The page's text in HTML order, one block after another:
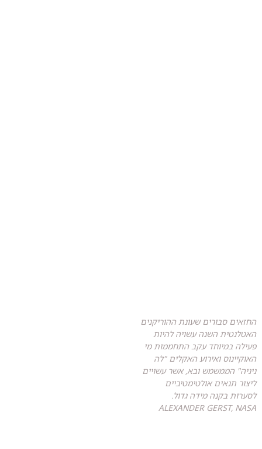
החזאים סבורים שעונת ההוריקנים
האטלנטית השנה עשויה להיות
פעילה במיוחד עקב התחממות מי
האוקיינוס ואירוע האקלים "לה
ניניה" הממשמש ובא, אשר עשויים
ליצור תנאים אולטימטיביים
לסערות בקנה מידה גדול.
ALEXANDER GERST, NASA